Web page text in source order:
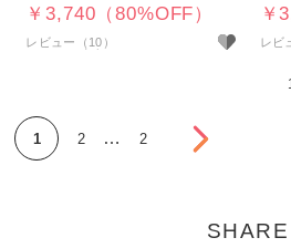
￥3,740（80%OFF）
レビュー（10）
￥
レビ
1 2 … 2 次へ